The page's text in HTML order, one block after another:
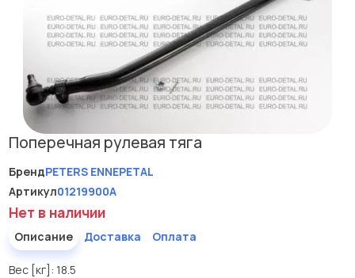
Поперечная рулевая тяга
БрендPETERS ENNEPETAL
Артикул01219900A
Нет в наличии
Описание Доставка Оплата
Вес [кг]: 18.5